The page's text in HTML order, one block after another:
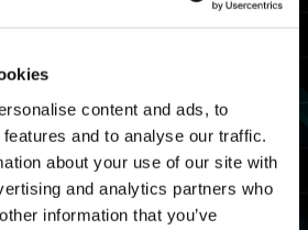
content and ads, to
and to analyse our traffic.
about your use of our site with
and analytics partners who
information that you’ve
2024 (jueves) a las 9:00
de abril de 2024 (martes)
2024 (viernes) a las 3:00
mayo de 2024 (miércoles)